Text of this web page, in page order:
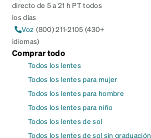
directo de 5 a 21 h PT todos
los días
Voz (800) 211-2105 (430+
idiomas)
Comprar todo
Todos los lentes
Todos los lentes para mujer
Todos los lentes para hombre
Todos los lentes para niño
Todos los lentes de sol
Todos los lentes de sol sin graduación